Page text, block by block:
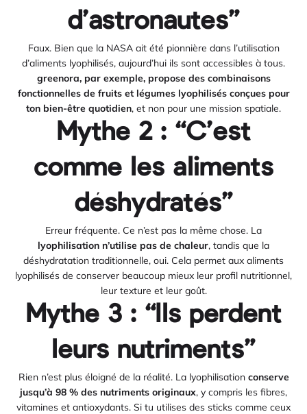
d’astronautes”
Faux. Bien que la NASA ait été pionnière dans l’utilisation
d’aliments lyophilisés, aujourd’hui ils sont accessibles à tous.
greenora, par exemple, propose des combinaisons
fonctionnelles de fruits et légumes lyophilisés conçues pour
ton bien-être quotidien, et non pour une mission spatiale.
Mythe 2 : “C’est
comme les aliments
déshydratés”
Erreur fréquente. Ce n’est pas la même chose. La
lyophilisation n’utilise pas de chaleur, tandis que la
déshydratation traditionnelle, oui. Cela permet aux aliments
lyophilisés de conserver beaucoup mieux leur profil nutritionnel,
leur texture et leur goût.
Mythe 3 : “Ils perdent
leurs nutriments”
Rien n’est plus éloigné de la réalité. La lyophilisation conserve
jusqu’à 98 % des nutriments originaux, y compris les fibres,
vitamines et antioxydants. Si tu utilises des sticks comme ceux